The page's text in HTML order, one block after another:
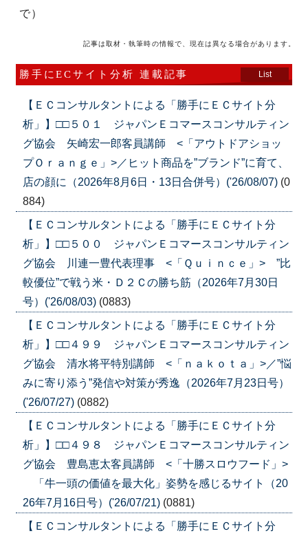
で）
記事は取材・執筆時の情報で、現在は異なる場合があります。
勝手にECサイト分析 連載記事 List
【ＥＣコンサルタントによる「勝手にＥＣサイト分
析」】□□５０１ ジャパンＥコマースコンサルティン
グ協会 矢崎宏一郎客員講師 <「アウトドアショッ
プＯｒａｎｇｅ」>／ヒット商品を”ブランド”に育て、
店の顔に（2026年8月6日・13日合併号）('26/08/07) (0
884)
【ＥＣコンサルタントによる「勝手にＥＣサイト分
析」】□□５００ ジャパンＥコマースコンサルティン
グ協会 川連一豊代表理事 <「Ｑｕｉｎｃｅ」> ”比
較優位”で戦う米・Ｄ２Ｃの勝ち筋（2026年7月30日
号）('26/08/03) (0883)
【ＥＣコンサルタントによる「勝手にＥＣサイト分
析」】□□４９９ ジャパンＥコマースコンサルティン
グ協会 清水将平特別講師 <「ｎａｋｏｔａ」>／”悩
みに寄り添う”発信や対策が秀逸（2026年7月23日号）
('26/07/27) (0882)
【ＥＣコンサルタントによる「勝手にＥＣサイト分
析」】□□４９８ ジャパンＥコマースコンサルティン
グ協会 豊島恵太客員講師 <「十勝スロウフード」>
「牛一頭の価値を最大化」姿勢を感じるサイト（20
26年7月16日号）('26/07/21) (0881)
【ＥＣコンサルタントによる「勝手にＥＣサイト分